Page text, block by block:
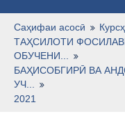
Тоҷикӣ ‎(tj)‎
Саҳифаи асосӣ
ТАҲСИЛОТИ
ОБУЧЕНИ...
БАҲИСОБГИРӢ ВА
УЧ...
2021